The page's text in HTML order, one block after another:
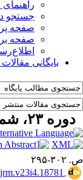
جستجو
صفحه
صفحه
بایگانی
دوره ۲۳، شماره ۴ - ( ۱-۱۴۰۴ )
ص. ۳۰۲-۲۹۵